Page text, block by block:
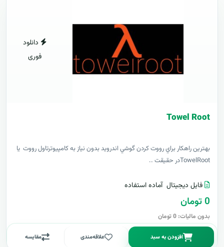
دانلود
فوری
Towel Root
بهترين راهکار براي رووت کردن گوشي اندرويد بدون نياز به کامپيوترتاول رووت يا
TowelRootدر حقيقت ..
فایل دیجیتال آماده استفاده
0 تومان
بدون مالیات: 0 تومان
افزودن به سبد علاقه‌مندی مقایسه